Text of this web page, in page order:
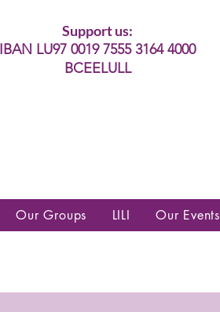
Support us:
IBAN LU97 0019 7555 3164 4000
BCEELULL
Our Groups LILI Our Events